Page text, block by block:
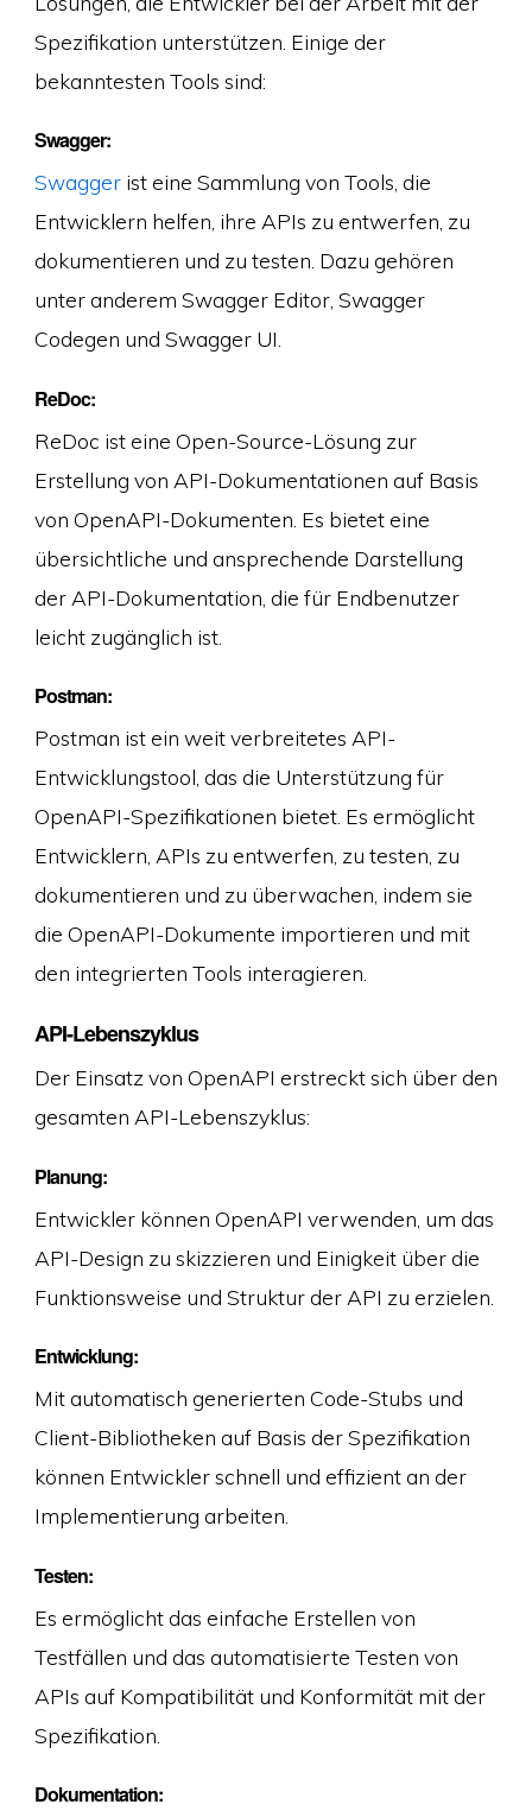
Spezifikation unterstützen. Einige der
bekanntesten Tools sind:
Swagger:
Swaggerist eine Sammlung von Tools, die
Entwicklern helfen, ihre APIs zu entwerfen, zu
dokumentieren und zu testen. Dazu gehören
unter anderem Swagger Editor, Swagger
Codegen und Swagger UI.
ReDoc:
ReDoc ist eine Open-Source-Lösung zur
Erstellung von API-Dokumentationen auf Basis
von OpenAPI-Dokumenten. Es bietet eine
übersichtliche und ansprechende Darstellung
der API-Dokumentation, die für Endbenutzer
leicht zugänglich ist.
Postman:
Postman ist ein weit verbreitetes API-
Entwicklungstool, das die Unterstützung für
OpenAPI-Spezifikationen bietet. Es ermöglicht
Entwicklern, APIs zu entwerfen, zu testen, zu
dokumentieren und zu überwachen, indem sie
die OpenAPI-Dokumente importieren und mit
den integrierten Tools interagieren.
API-Lebenszyklus
Der Einsatz von OpenAPI erstreckt sich über den
gesamten API-Lebenszyklus:
Planung:
Entwickler können OpenAPI verwenden, um das
API-Design zu skizzieren und Einigkeit über die
Funktionsweise und Struktur der API zu erzielen.
Entwicklung:
Mit automatisch generierten Code-Stubs und
Client-Bibliotheken auf Basis der Spezifikation
können Entwickler schnell und effizient an der
Implementierung arbeiten.
Testen:
Es ermöglicht das einfache Erstellen von
Testfällen und das automatisierte Testen von
APIs auf Kompatibilität und Konformität mit der
Spezifikation.
Dokumentation: